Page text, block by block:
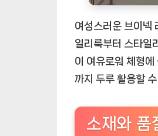
여성스러운 브이넥
일리룩부터 스타일
이 여유로워 체형
까지 두루 활용할
소재와 품